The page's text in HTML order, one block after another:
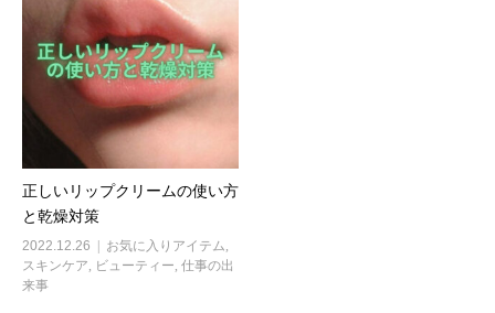
正しいリップクリームの使い方
と乾燥対策
2022.12.26 お気に入りアイテム,
スキンケア, ビューティー, 仕事の出
来事